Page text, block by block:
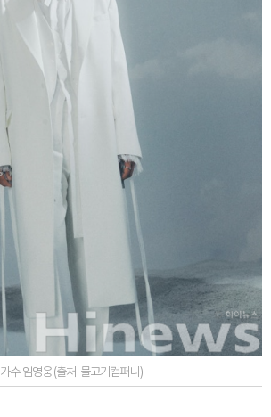
가수 임영웅 (출처: 물고기컴퍼니)